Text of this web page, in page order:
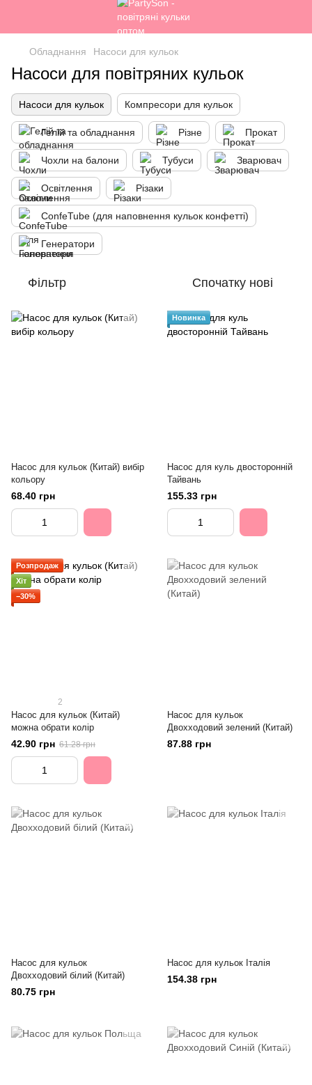
Обладнання Насоси для кульок
Насоси для повітряних кульок
Насоси для кульок Компресори для кульок
Гелій та обладнання Різне Прокат
Чохли на балони Тубуси Зварювач
Освітлення Різаки
ConfeTube (для наповнення кульок конфетті)
Генератори
Фільтр Спочатку нові
Насос для кульок (Китай) вибір
кольору
68.40 грн
Новинка
Насос для куль двосторонній
Тайвань
155.33 грн
Розпродаж
Хіт
−30%
2
Насос для кульок (Китай)
можна обрати колір
42.90 грн 61.28 грн
Насос для кульок
Двохходовий зелений (Китай)
87.88 грн
Насос для кульок
Двохходовий білий (Китай)
80.75 грн
Насос для кульок Італія
154.38 грн